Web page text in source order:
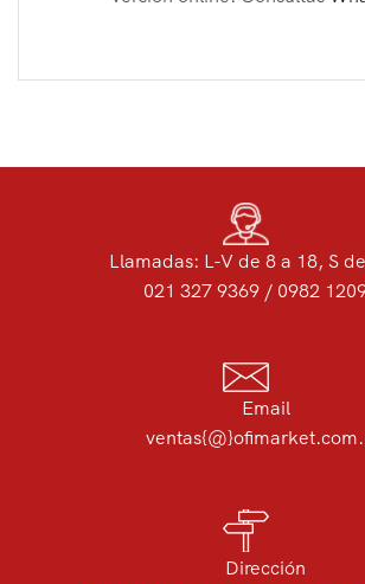
Llamadas: L-V de 8 a 18, S
021 327 9369 / 0982
Email
Dirección